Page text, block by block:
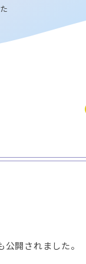
開されました。